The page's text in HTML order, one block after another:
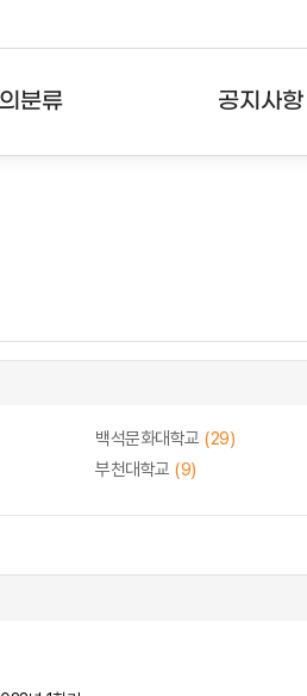
분류 공지사항
백석문화대학교 (29)
부천대학교 (9)